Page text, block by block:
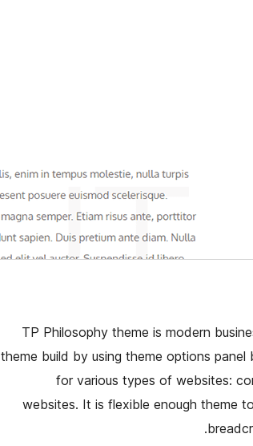
TP Philosophy theme is modern
theme build by using theme options
for various types of websites:
websites. It is flexible enough theme